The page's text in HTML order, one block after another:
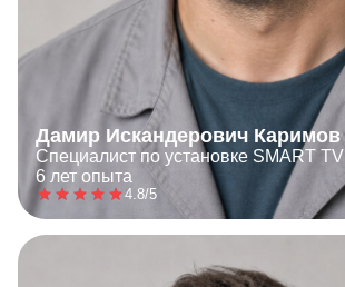
Дамир Искандерович Каримов
Специалист по установке SMART TV
6 лет опыта
4.8/5